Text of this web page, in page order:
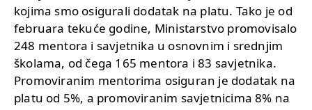
kojima smo osigurali dodatak na platu. Tako je od
februara tekuće godine, Ministarstvo promovisalo
248 mentora i savjetnika u osnovnim i srednjim
školama, od čega 165 mentora i 83 savjetnika.
Promoviranim mentorima osiguran je dodatak na
platu od 5%, a promoviranim savjetnicima 8% na